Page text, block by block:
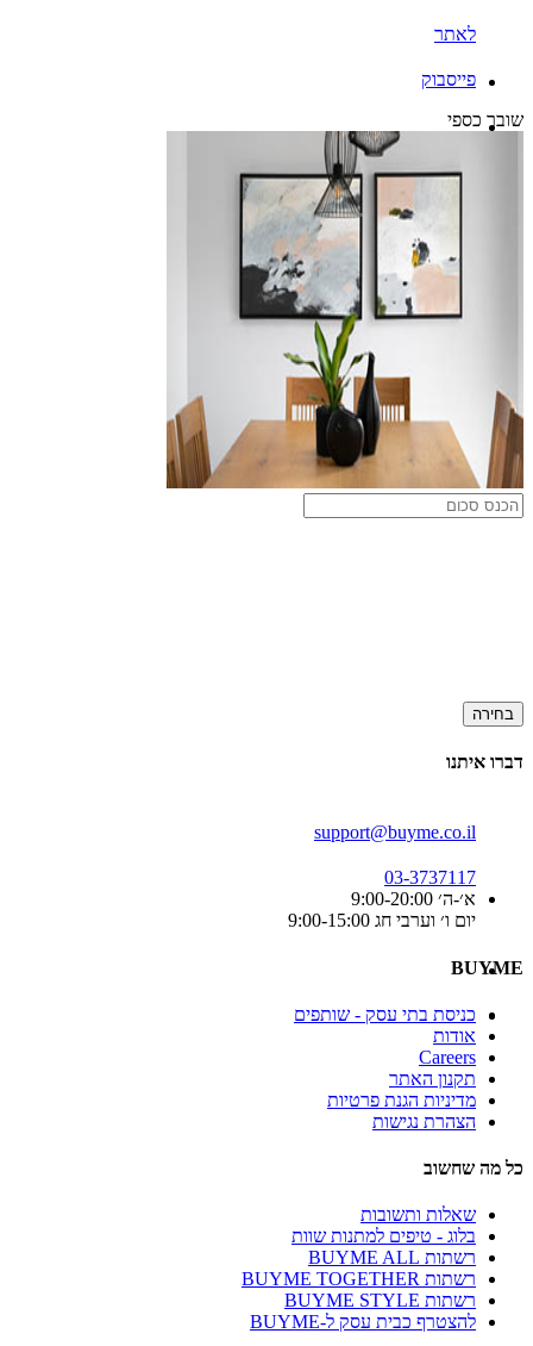
לאתר
פייסבוק
שובר כספי
בחירה
דברו איתנו
support@buyme.co.il
03-3737117
א׳-ה׳ 9:00-20:00
יום ו׳ וערבי חג 9:00-15:00
BUYME
כניסת בתי עסק - שותפים
אודות
Careers
תקנון האתר
מדיניות הגנת פרטיות
הצהרת נגישות
כל מה שחשוב
שאלות ותשובות
בלוג - טיפים למתנות שוות
רשתות BUYME ALL
רשתות BUYME TOGETHER
רשתות BUYME STYLE
להצטרף כבית עסק ל-BUYME